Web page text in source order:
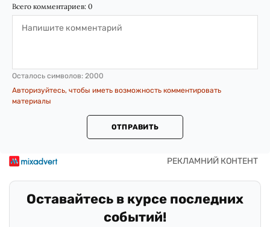
Всего комментариев: 0
Осталось символов: 2000
Авторизуйтесь, чтобы иметь возможность комментировать
материалы
ОТПРАВИТЬ
Оставайтесь в курсе последних
событий!